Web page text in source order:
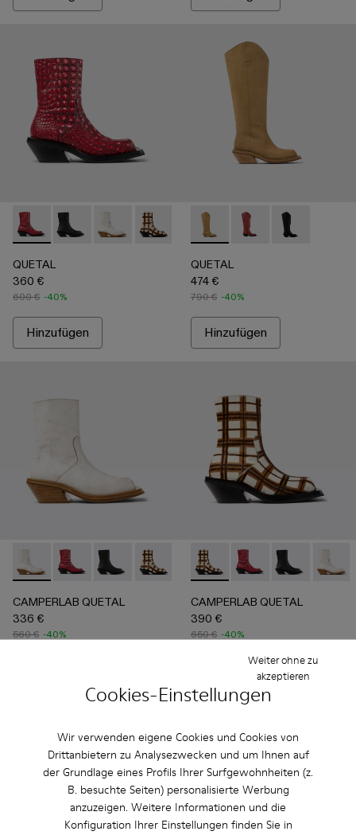
Cookies-Einstellungen
Wir verwenden eigene Cookies und Cookies von
Drittanbietern zu Analysezwecken und um Ihnen auf
der Grundlage eines Profils Ihrer Surfgewohnheiten (z.
B. besuchte Seiten) personalisierte Werbung
anzuzeigen. Weitere Informationen und die
Konfiguration Ihrer Einstellungen finden Sie in
Weiter ohne zu
akzeptieren
QUETAL - A700021-008 - Red
QUETAL - A700021-007 - Multicolor
QUETAL - A700021-004 - Weißer
QUETAL - A700021-003 -
QUETAL - A700021-002 -
QUETAL - A700021-
QUETAL
360 €
600 € -40%
Hinzufügen
QUETAL - A700027-004 -
QUETAL -QUETAL -
QUETAL
474 €
790 € -40%
Hinzufügen
CAMPERLAB QUETAL - A700021-004 - Weißer
CAMPERLAB QUETAL - A700021-008 - Red
CAMPERLAB QUETAL - A700021-007 -
CAMPERLAB QUETAL - A700021-
CAMPERLAB QUETAL -
CAMPERLAB QUETAL
CAMPERLAB QUETAL
336 €
560 € -40%
CAMPERLAB QUETAL -
CAMPERLAB
CAMPERLAB QUETAL
390 €
650 € -40%
Hinzufügen